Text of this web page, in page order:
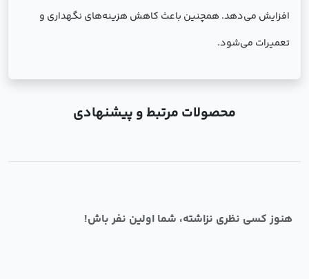
افزایش می‌دهد. همچنین باعث کاهش هزینه‌های نگهداری و
تعمیرات می‌شود.
محصولات مرتبط و پیشنهادی
هنوز کسی نظری نزاشته، شما اولین نفر باش!